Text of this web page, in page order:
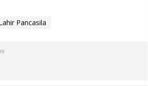
Pancasila